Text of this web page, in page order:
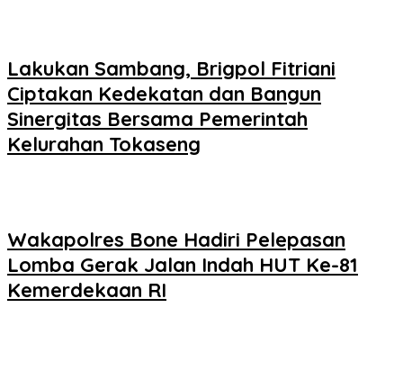
Lakukan Sambang, Brigpol Fitriani
Ciptakan Kedekatan dan Bangun
Sinergitas Bersama Pemerintah
Kelurahan Tokaseng
Wakapolres Bone Hadiri Pelepasan
Lomba Gerak Jalan Indah HUT Ke-81
Kemerdekaan RI